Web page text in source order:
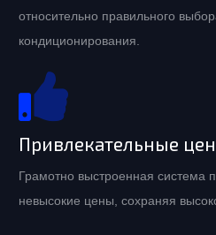
относительно правильного
кондиционирования.
Привлекательные
Грамотно выстроенная система
невысокие цены, сохраняя